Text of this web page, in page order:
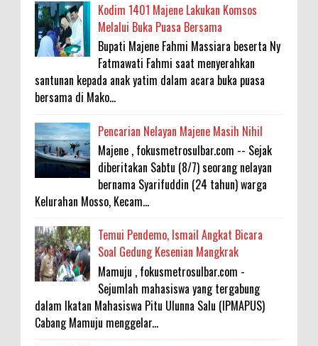
Kodim 1401 Majene Lakukan Komsos
Melalui Buka Puasa Bersama
Bupati Majene Fahmi Massiara beserta Ny
Fatmawati Fahmi saat menyerahkan
santunan kepada anak yatim dalam acara buka puasa
bersama di Mako...
Pencarian Nelayan Majene Masih Nihil
Majene , fokusmetrosulbar.com -- Sejak
diberitakan Sabtu (8/7) seorang nelayan
bernama Syarifuddin (24 tahun) warga
Kelurahan Mosso, Kecam...
Temui Pendemo, Ismail Angkat Bicara
Soal Gedung Kesenian Mangkrak
Mamuju , fokusmetrosulbar.com -
Sejumlah mahasiswa yang tergabung
dalam Ikatan Mahasiswa Pitu Ulunna Salu (IPMAPUS)
Cabang Mamuju menggelar...